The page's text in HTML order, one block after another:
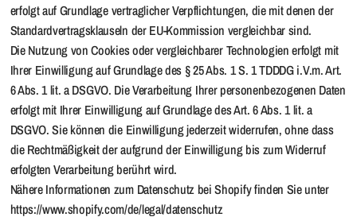
erfolgt auf Grundlage vertraglicher Verpflichtungen, die mit denen der
Standardvertragsklauseln der EU-Kommission vergleichbar sind.
Die Nutzung von Cookies oder vergleichbarer Technologien erfolgt mit
Ihrer Einwilligung auf Grundlage des § 25 Abs. 1 S. 1 TDDDG i.V.m. Art.
6 Abs. 1 lit. a DSGVO. Die Verarbeitung Ihrer personenbezogenen Daten
erfolgt mit Ihrer Einwilligung auf Grundlage des Art. 6 Abs. 1 lit. a
DSGVO. Sie können die Einwilligung jederzeit widerrufen, ohne dass
die Rechtmäßigkeit der aufgrund der Einwilligung bis zum Widerruf
erfolgten Verarbeitung berührt wird.
Nähere Informationen zum Datenschutz bei Shopify finden Sie unter
https://www.shopify.com/de/legal/datenschutz